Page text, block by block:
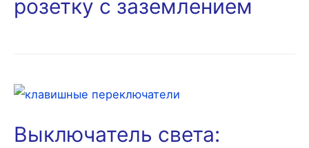
розетку с заземлением
Выключатель света: